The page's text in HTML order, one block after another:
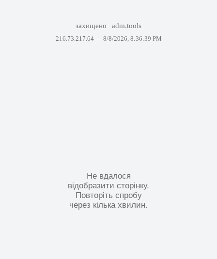
захищено adm.tools
216.73.217.64 — 8/8/2026, 8:36:39 PM
Не вдалося
відобразити сторінку.
Повторіть спробу
через кілька хвилин.